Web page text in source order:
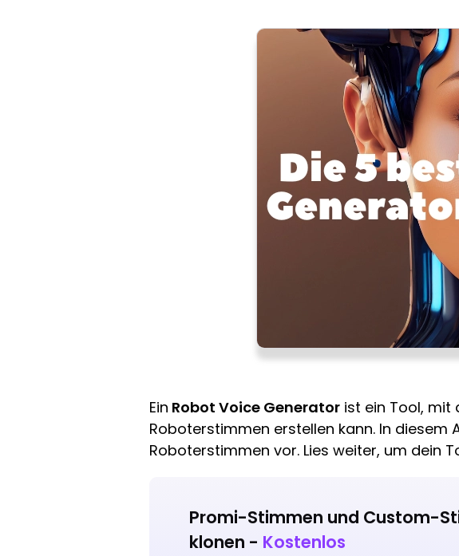
Ein Robot Voice Generator ist ein Tool, mit
Roboterstimmen erstellen kann. In diesem
Roboterstimmen vor. Lies weiter, um dein
Promi-Stimmen und Custom-
klonen - Kostenlos